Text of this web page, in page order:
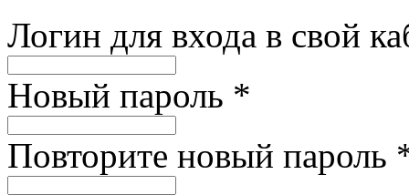
Логин для входа в свой
Новый пароль *
Повторите новый пароль